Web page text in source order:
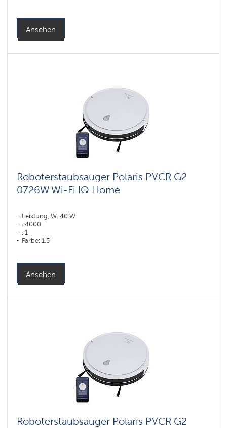
Seitenbürsten: 2
Ansehen
Roboterstaubsauger Polaris PVCR G2
0726W Wi-Fi IQ Home
Leistung, W: 40 W
: 4000
: 1
Farbe: 1,5
Seitenbürsten: 2
Ansehen
Roboterstaubsauger Polaris PVCR G2